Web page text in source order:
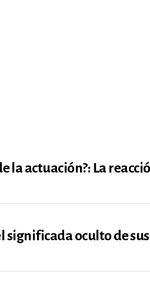
la actuación?: La
significada oculto de